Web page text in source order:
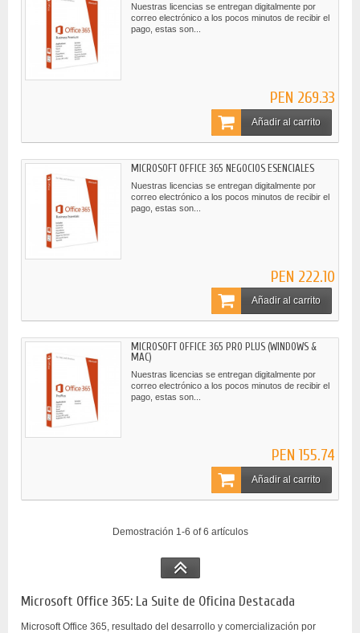
Nuestras licencias se entregan digitalmente por
correo electrónico a los pocos minutos de recibir el
pago, estas son...
PEN 269.33
Añadir al carrito
MICROSOFT OFFICE 365 NEGOCIOS ESENCIALES
Nuestras licencias se entregan digitalmente por
correo electrónico a los pocos minutos de recibir el
pago, estas son...
PEN 222.10
Añadir al carrito
MICROSOFT OFFICE 365 PRO PLUS (WINDOWS &
MAC)
Nuestras licencias se entregan digitalmente por
correo electrónico a los pocos minutos de recibir el
pago, estas son...
PEN 155.74
Añadir al carrito
Demostración 1-6 of 6 artículos
Microsoft Office 365: La Suite de Oficina Destacada
Microsoft Office 365, resultado del desarrollo y comercialización por